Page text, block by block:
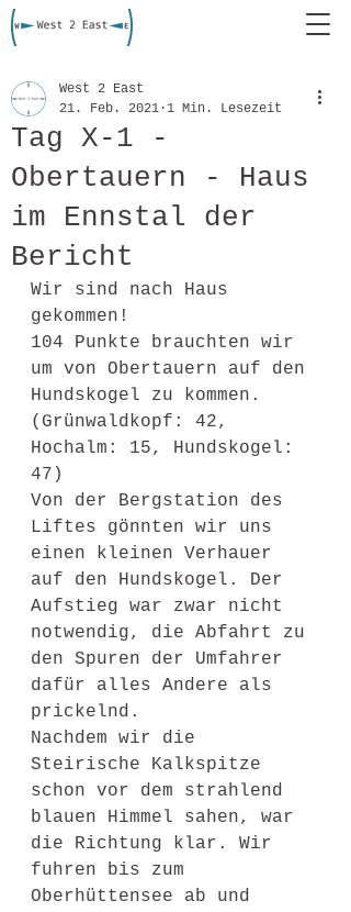
Tag X-1 -
Obertauern - Haus
im Ennstal der
Bericht
West 2 East
21. Feb. 2021 1 Min. Lesezeit
Wir sind nach Haus
gekommen!
104 Punkte brauchten wir
um von Obertauern auf den
Hundskogel zu kommen.
(Grünwaldkopf: 42,
Hochalm: 15, Hundskogel:
47)
Von der Bergstation des
Liftes gönnten wir uns
einen kleinen Verhauer
auf den Hundskogel. Der
Aufstieg war zwar nicht
notwendig, die Abfahrt zu
den Spuren der Umfahrer
dafür alles Andere als
prickelnd.
Nachdem wir die
Steirische Kalkspitze
schon vor dem strahlend
blauen Himmel sahen, war
die Richtung klar. Wir
fuhren bis zum
Oberhüttensee ab und